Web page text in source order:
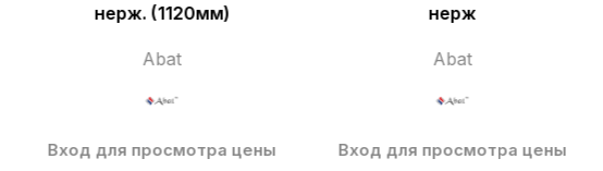
нерж. (1120мм)
Abat
Вход для просмотра цены
нерж
Abat
Вход для просмотра цены